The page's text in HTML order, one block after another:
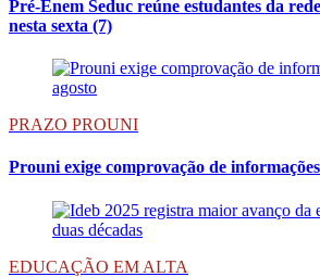
Pré-Enem Seduc reúne estudantes da
nesta sexta (7)
PRAZO PROUNI
Prouni exige comprovação de
EDUCAÇÃO EM ALTA